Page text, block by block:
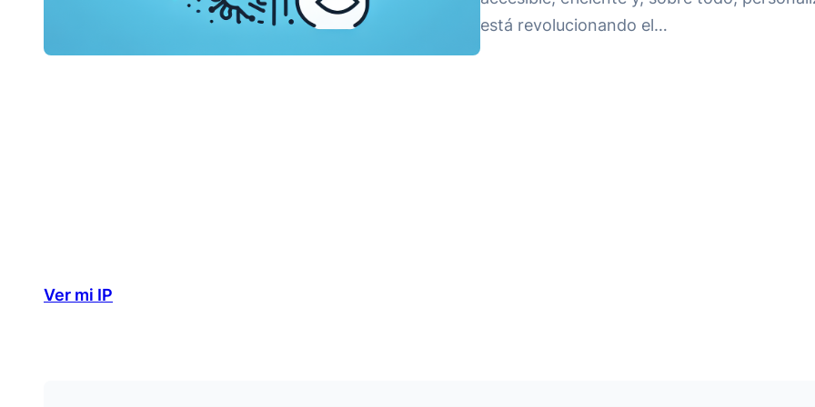
está revolucionando el…
Ver mi IP